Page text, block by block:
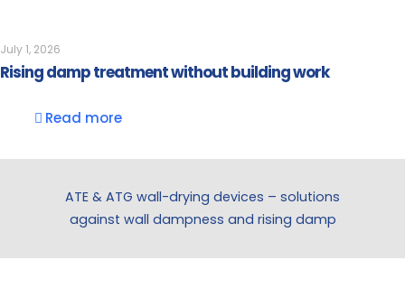
July 1, 2026
Rising damp treatment without building work
Read more
ATE & ATG wall-drying devices – solutions
against wall dampness and rising damp